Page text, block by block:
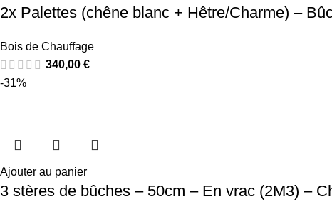
2x Palettes (chêne blanc + Hêtre/Charme) –
Bois de Chauffage
340,00 €
-31%
Ajouter au panier
3 stères de bûches – 50cm – En vrac (2M3) –